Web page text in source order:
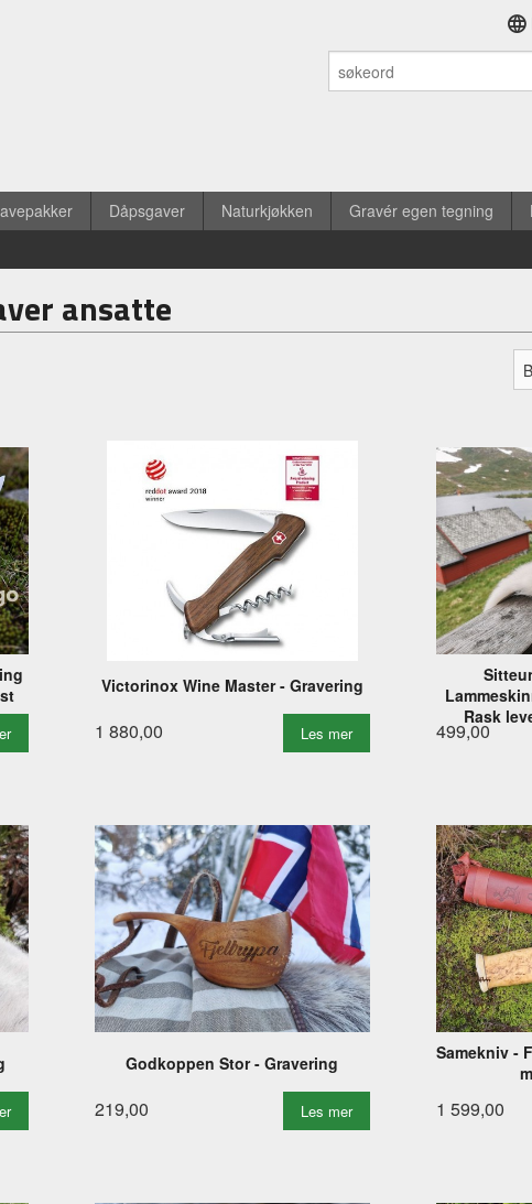
Dåpsgaver Naturkjøkken Gravér egen tegning
ansatte
Victorinox Wine Master - Gravering
1 880,00 Les mer
Rask
499,00
Godkoppen Stor - Gravering
219,00 Les mer
Samekniv -
1 599,00